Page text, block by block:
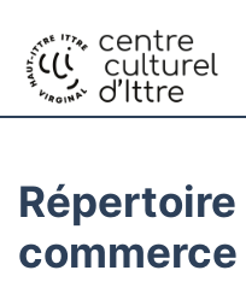
Répertoire
commerce